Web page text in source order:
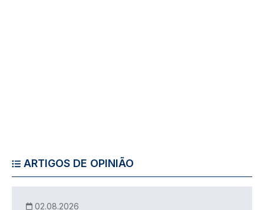
ARTIGOS DE OPINIÃO
02.08.2026